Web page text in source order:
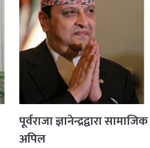
पूर्वराजा ज्ञानेन्द्रद्वारा
अपिल